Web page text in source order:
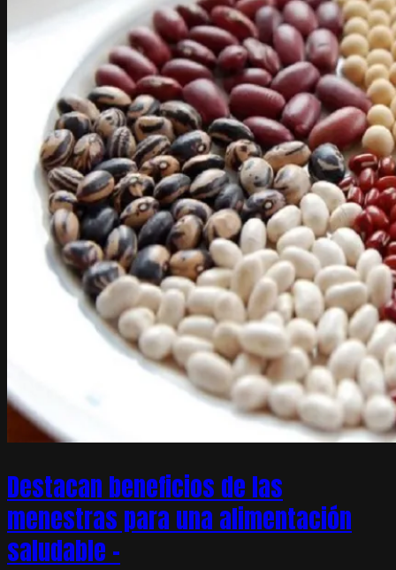
Destacan beneficios de las
menestras para una alimentación
saludable –